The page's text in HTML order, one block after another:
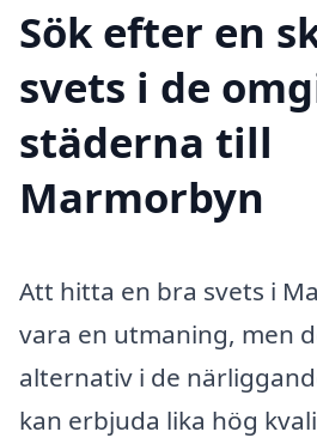
Sök efter en
svets i de
städerna till
Marmorbyn
Att hitta en bra svets i
vara en utmaning, men
alternativ i de
kan erbjuda lika hög